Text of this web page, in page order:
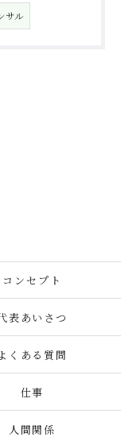
サル
コンセプト
表あいさつ
くある質問
仕事
人間関係
ちら